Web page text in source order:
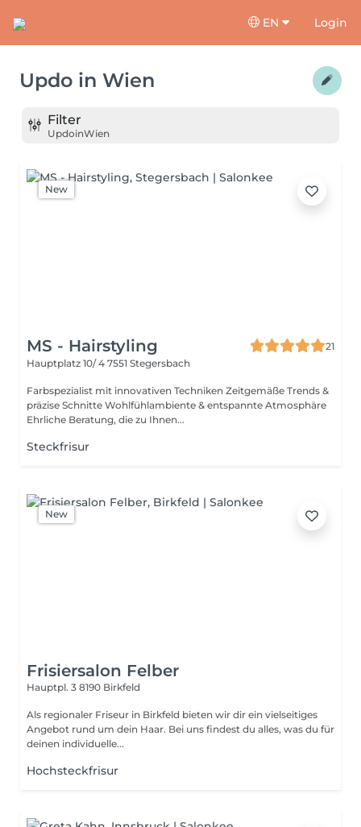
EN Login
Updo in Wien
Filter
UpdoinWien
New
MS - Hairstyling
21
Hauptplatz 10/ 4 7551 Stegersbach
Farbspezialist mit innovativen Techniken Zeitgemäße Trends &
präzise Schnitte Wohlfühlambiente & entspannte Atmosphäre
Ehrliche Beratung, die zu Ihnen...
Steckfrisur
New
Frisiersalon Felber
Hauptpl. 3 8190 Birkfeld
Als regionaler Friseur in Birkfeld bieten wir dir ein vielseitiges
Angebot rund um dein Haar. Bei uns findest du alles, was du für
deinen individuelle...
Hochsteckfrisur